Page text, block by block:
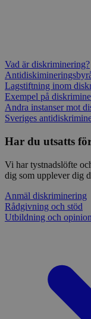
Vad är diskriminering?
Lagstiftning inom
Exempel på
Andra instanser mot
Sveriges
Har du utsatts
Vi har tystnadslöfte
dig som upplever dig
Anmäl diskriminering
Rådgivning och stöd
Utbildning och opinion